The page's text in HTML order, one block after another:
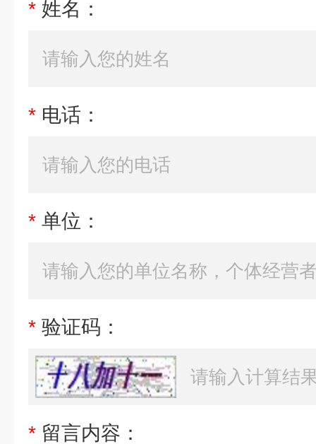
* 姓名：
* 电话：
* 单位：
* 验证码：
* 留言内容：